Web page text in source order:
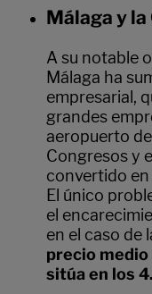
Málaga y
A su notable
Málaga ha
empresarial,
grandes
aeropuerto
Congresos y
convertido
El único
el
en el caso de
precio medio
sitúa en los